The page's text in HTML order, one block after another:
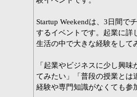
Startup Weekendは、3日間
するイベントです。起業に詳
生活の中で大きな経験をして
「起業やビジネスに少し興
てみたい」「普段の授業とは
経験や専門知識がなくても参